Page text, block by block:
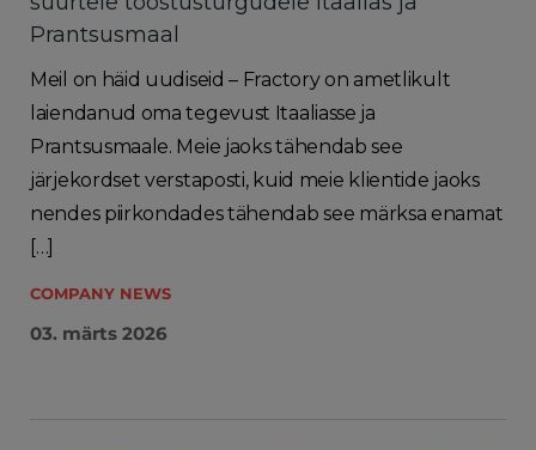
Prantsusmaal
Meil on häid uudiseid – Fractory on ametlikult
laiendanud oma tegevust Itaaliasse ja
Prantsusmaale. Meie jaoks tähendab see
järjekordset verstaposti, kuid meie klientide jaoks
nendes piirkondades tähendab see märksa enamat
[…]
COMPANY NEWS
03. märts 2026